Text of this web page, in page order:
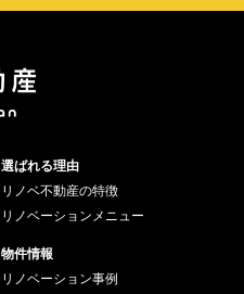
選ばれる理由
リノベ不動産の特徴
リノベーションメニュー
物件情報
リノベーション事例